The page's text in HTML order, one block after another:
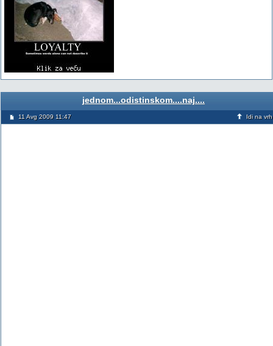
jednom...odistinskom....naj....
11 Avg 2009 11:47 Idi na vrh